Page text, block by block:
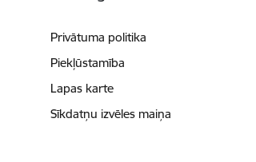
Privātuma politika
Piekļūstamība
Lapas karte
Sīkdatņu izvēles maiņa